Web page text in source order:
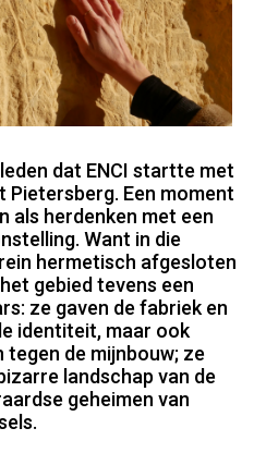
dat ENCI startte met
Pietersberg. Een moment
als herdenken met een
Want in die
hermetisch afgesloten
gebied tevens een
ze gaven de fabriek en
identiteit, maar ook
de mijnbouw; ze
landschap van de
geheimen van